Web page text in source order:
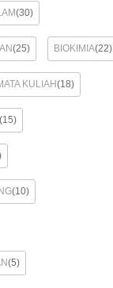
(30)
(25) BIOKIMIA(22)
KULIAH(18)
(15)
(10)
(5)